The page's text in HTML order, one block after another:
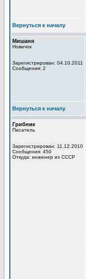
Вернуться к началу
Мишаня
Новичок
Зарегистрирован: 04.10.2011
Сообщения: 2
Вернуться к началу
Грибник
Писатель
Зарегистрирован: 11.12.2010
Сообщения: 450
Откуда: инженер из СССР